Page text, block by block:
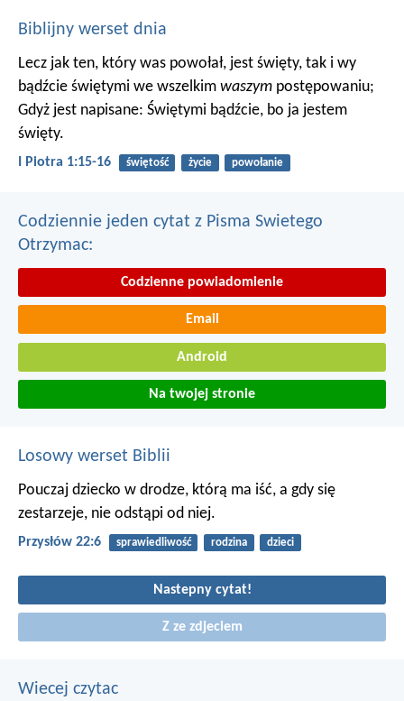
Biblijny werset dnia
Lecz jak ten, który was powołał, jest święty, tak i wy
bądźcie świętymi we wszelkim waszym postępowaniu;
Gdyż jest napisane: Świętymi bądźcie, bo ja jestem
święty.
I Piotra 1:15-16 świętość życie powołanie
Codziennie jeden cytat z Pisma Swietego
Otrzymac:
Codzienne powiadomienie
Email
Android
Na twojej stronie
Losowy werset Biblii
Pouczaj dziecko w drodze, którą ma iść, a gdy się
zestarzeje, nie odstąpi od niej.
Przysłów 22:6 sprawiedliwość rodzina dzieci
Nastepny cytat!
Z ze zdjeciem
Wiecej czytac